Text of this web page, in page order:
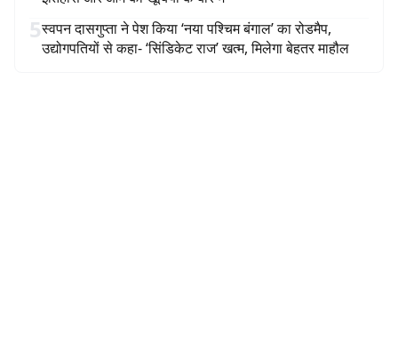
5स्वपन दासगुप्ता ने पेश किया ‘नया पश्चिम बंगाल’ का रोडमैप,
उद्योगपतियों से कहा- ‘सिंडिकेट राज’ खत्म, मिलेगा बेहतर माहौल